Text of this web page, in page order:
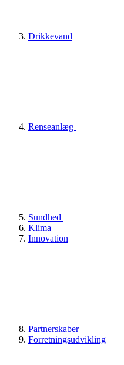
Drikkevand
Renseanlæg
Sundhed
Klima
Innovation
Partnerskaber
Forretningsudvikling